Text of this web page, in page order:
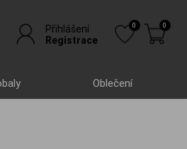
Přihlášení
Registrace
0 0
Oblečení